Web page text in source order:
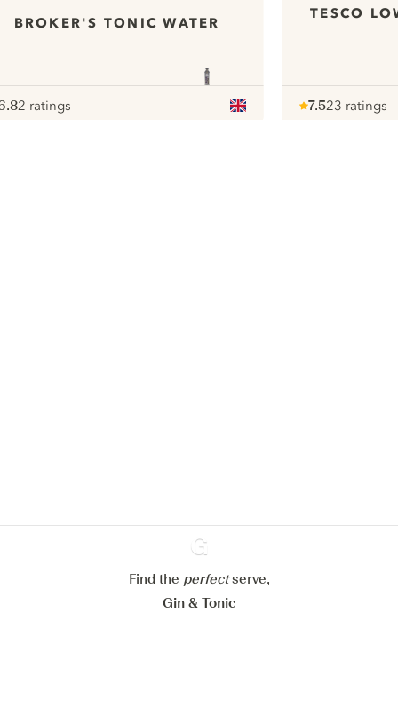
BROKER'S TONIC WATER
2 ratings
TESCO
7.523 ratings
Ginventory
Find the perfectserve,
Gin & Tonic